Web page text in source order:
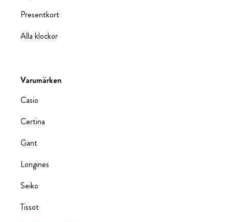
Presentkort
Alla klockor
Varumärken
Casio
Certina
Gant
Longines
Seiko
Tissot